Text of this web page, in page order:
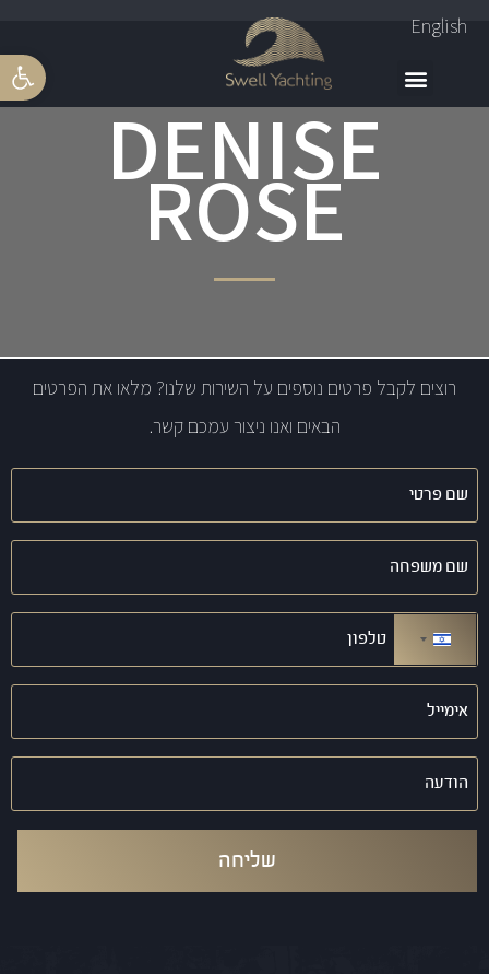
פתח
English
DENISE
ROSE
רוצים לקבל פרטים נוספים על השירות שלנו? מלאו את הפרטים
הבאים ואנו ניצור עמכם קשר.
שם
פרטי
שם
משפחה
טלפון
(חובה)
ישראל +972
אימייל
(חובה)
הודעה